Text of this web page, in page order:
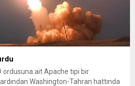
ordusuna ait Apache tipi bir
Washington-Tahran hattında